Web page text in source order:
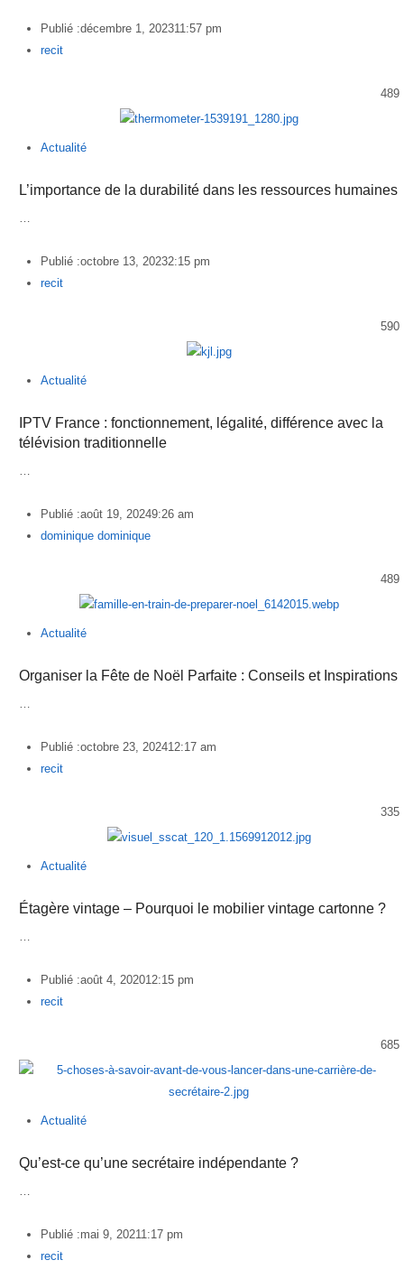
Publié :décembre 1, 202311:57 pm
Author
recit
489
Actualité
L’importance de la durabilité dans les ressources humaines
Publié :octobre 13, 20232:15 pm
Author
recit
590
Actualité
IPTV France : fonctionnement, légalité, différence avec la
télévision traditionnelle
Publié :août 19, 20249:26 am
Author
dominique dominique
489
Actualité
Organiser la Fête de Noël Parfaite : Conseils et Inspirations
Publié :octobre 23, 202412:17 am
Author
recit
335
Actualité
Étagère vintage – Pourquoi le mobilier vintage cartonne ?
Publié :août 4, 202012:15 pm
Author
recit
685
Actualité
Qu’est-ce qu’une secrétaire indépendante ?
Publié :mai 9, 20211:17 pm
Author
recit